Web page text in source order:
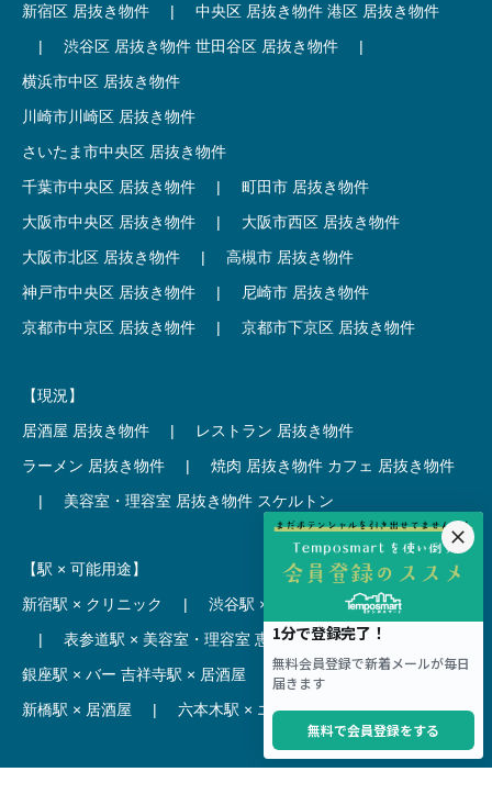
新宿区 居抜き物件
| 中央区 居抜き物件 港区 居抜き物件
|
渋谷区 居抜き物件 世田谷区 居抜き物件
|
横浜市中区 居抜き物件
川崎市川崎区 居抜き物件
さいたま市中央区 居抜き物件
千葉市中央区 居抜き物件
|
町田市 居抜き物件
大阪市中央区 居抜き物件
|
大阪市西区 居抜き物件
大阪市北区 居抜き物件
|
高槻市 居抜き物件
神戸市中央区 居抜き物件
|
尼崎市 居抜き物件
京都市中京区 居抜き物件
| 京都市下京区 居抜き物件
【現況】
居酒屋 居抜き物件
|
レストラン 居抜き物件
ラーメン 居抜き物件
| 焼肉 居抜き物件 カフェ 居抜き物件
|
美容室・理容室 居抜き物件 スケルトン
【駅 × 可能用途】
新宿駅 × クリニック
| 渋谷駅 × カフェ
池袋駅 × ラーメン
|
表参道駅 × 美容室・理容室 恵比寿駅 × レストラン
銀座駅 × バー 吉祥寺駅 × 居酒屋
麻布十番駅 × レストラン
新橋駅 × 居酒屋
| 六本木駅 × エステ・マッサージ・サロン